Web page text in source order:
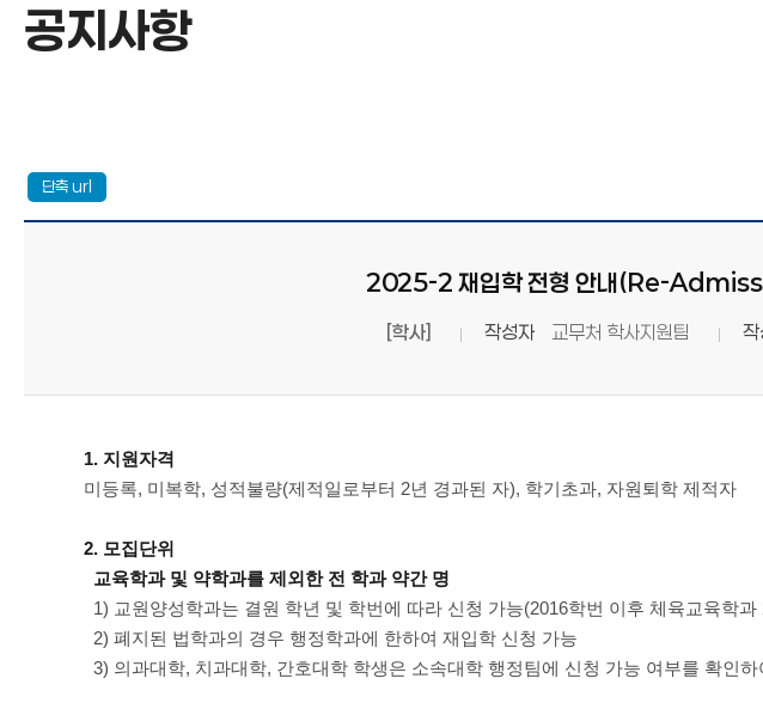
공지사항
공지사항
2025-2 재입학 전형 안내(Re-
[학사] 작성자 교무처 학사지원팀 작
1. 지원자격
미등록, 미복학, 성적불량(제적일로부터 2년 경과된 자), 학기초과, 자원퇴학 제적자
2. 모집단위
교육학과 및 약학과를 제외한 전 학과 약간 명
1) 교원양성학과는 결원 학년 및 학번에 따라 신청 가능(2016학번 이후 체육교육학과
2) 폐지된 법학과의 경우 행정학과에 한하여 재입학 신청 가능
3) 의과대학, 치과대학, 간호대학 학생은 소속대학 행정팀에 신청 가능 여부를 확인하